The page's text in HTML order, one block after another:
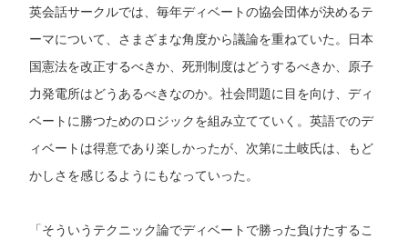
英会話サークルでは、毎年ディベートの協会団体が決めるテ
ーマについて、さまざまな角度から議論を重ねていた。日本
国憲法を改正するべきか、死刑制度はどうするべきか、原子
力発電所はどうあるべきなのか。社会問題に目を向け、ディ
ベートに勝つためのロジックを組み立てていく。英語でのデ
ィベートは得意であり楽しかったが、次第に土岐氏は、もど
かしさを感じるようにもなっていった。
「そういうテクニック論でディベートで勝った負けたするこ